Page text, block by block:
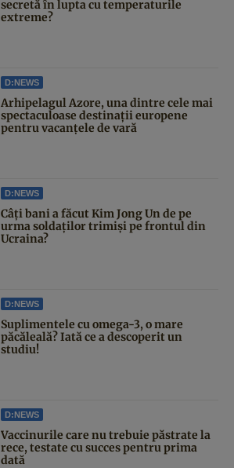
secretă în lupta cu temperaturile
extreme?
D:NEWS
Arhipelagul Azore, una dintre cele mai
spectaculoase destinații europene
pentru vacanțele de vară
D:NEWS
Câți bani a făcut Kim Jong Un de pe
urma soldaților trimiși pe frontul din
Ucraina?
D:NEWS
Suplimentele cu omega-3, o mare
păcăleală? Iată ce a descoperit un
studiu!
D:NEWS
Vaccinurile care nu trebuie păstrate la
rece, testate cu succes pentru prima
dată